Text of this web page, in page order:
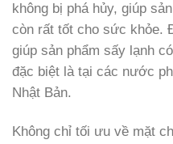
không bị phá hủy, giúp
còn rất tốt cho sức khỏe.
giúp sản phẩm sấy lạnh
đặc biệt là tại các nước
Nhật Bản.
Không chỉ tối ưu về mặt